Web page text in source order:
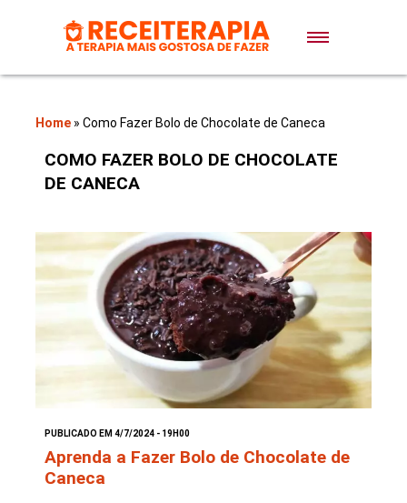
Doces e Sobremesas
Massas
Bolos
Pães
Saladas
Home » Como Fazer Bolo de Chocolate de Caneca
COMO FAZER BOLO DE CHOCOLATE
DE CANECA
PUBLICADO EM 4/7/2024 - 19H00
Aprenda a Fazer Bolo de Chocolate de
Caneca